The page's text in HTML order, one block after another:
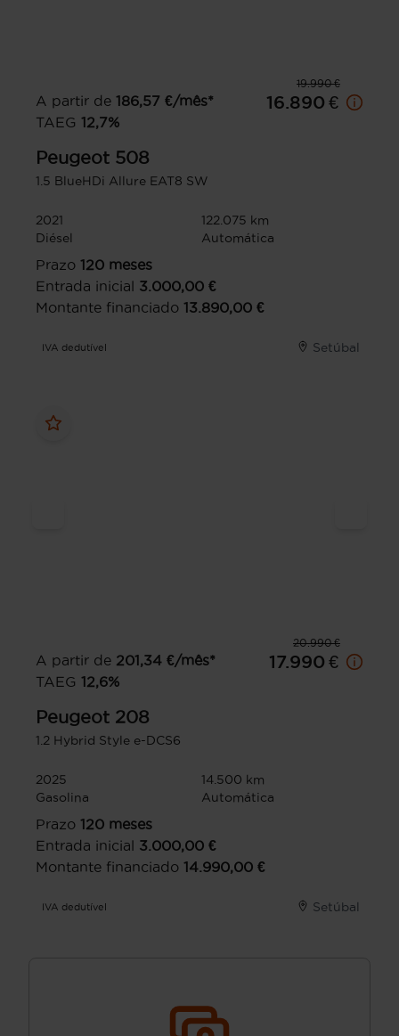
19.990 €
A partir de 186,57 €/mês*
TAEG 12,7%
16.890 €
Peugeot 508
1.5 BlueHDi Allure EAT8 SW
2021
122.075 km
Diésel
Automática
Prazo 120 meses
Entrada inicial 3.000,00 €
Montante financiado 13.890,00 €
IVA dedutível Setúbal
20.990 €
A partir de 201,34 €/mês*
TAEG 12,6%
17.990 €
Peugeot 208
1.2 Hybrid Style e-DCS6
2025
14.500 km
Gasolina
Automática
Prazo 120 meses
Entrada inicial 3.000,00 €
Montante financiado 14.990,00 €
IVA dedutível Setúbal